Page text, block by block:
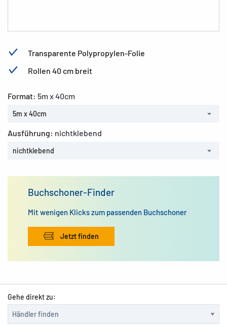
Transparente Polypropylen-Folie
Rollen 40 cm breit
Format: 5m x 40cm
5m x 40cm
Ausführung: nichtklebend
nichtklebend
Buchschoner-Finder
Mit wenigen Klicks zum passenden Buchschoner
Jetzt finden
Gehe direkt zu: